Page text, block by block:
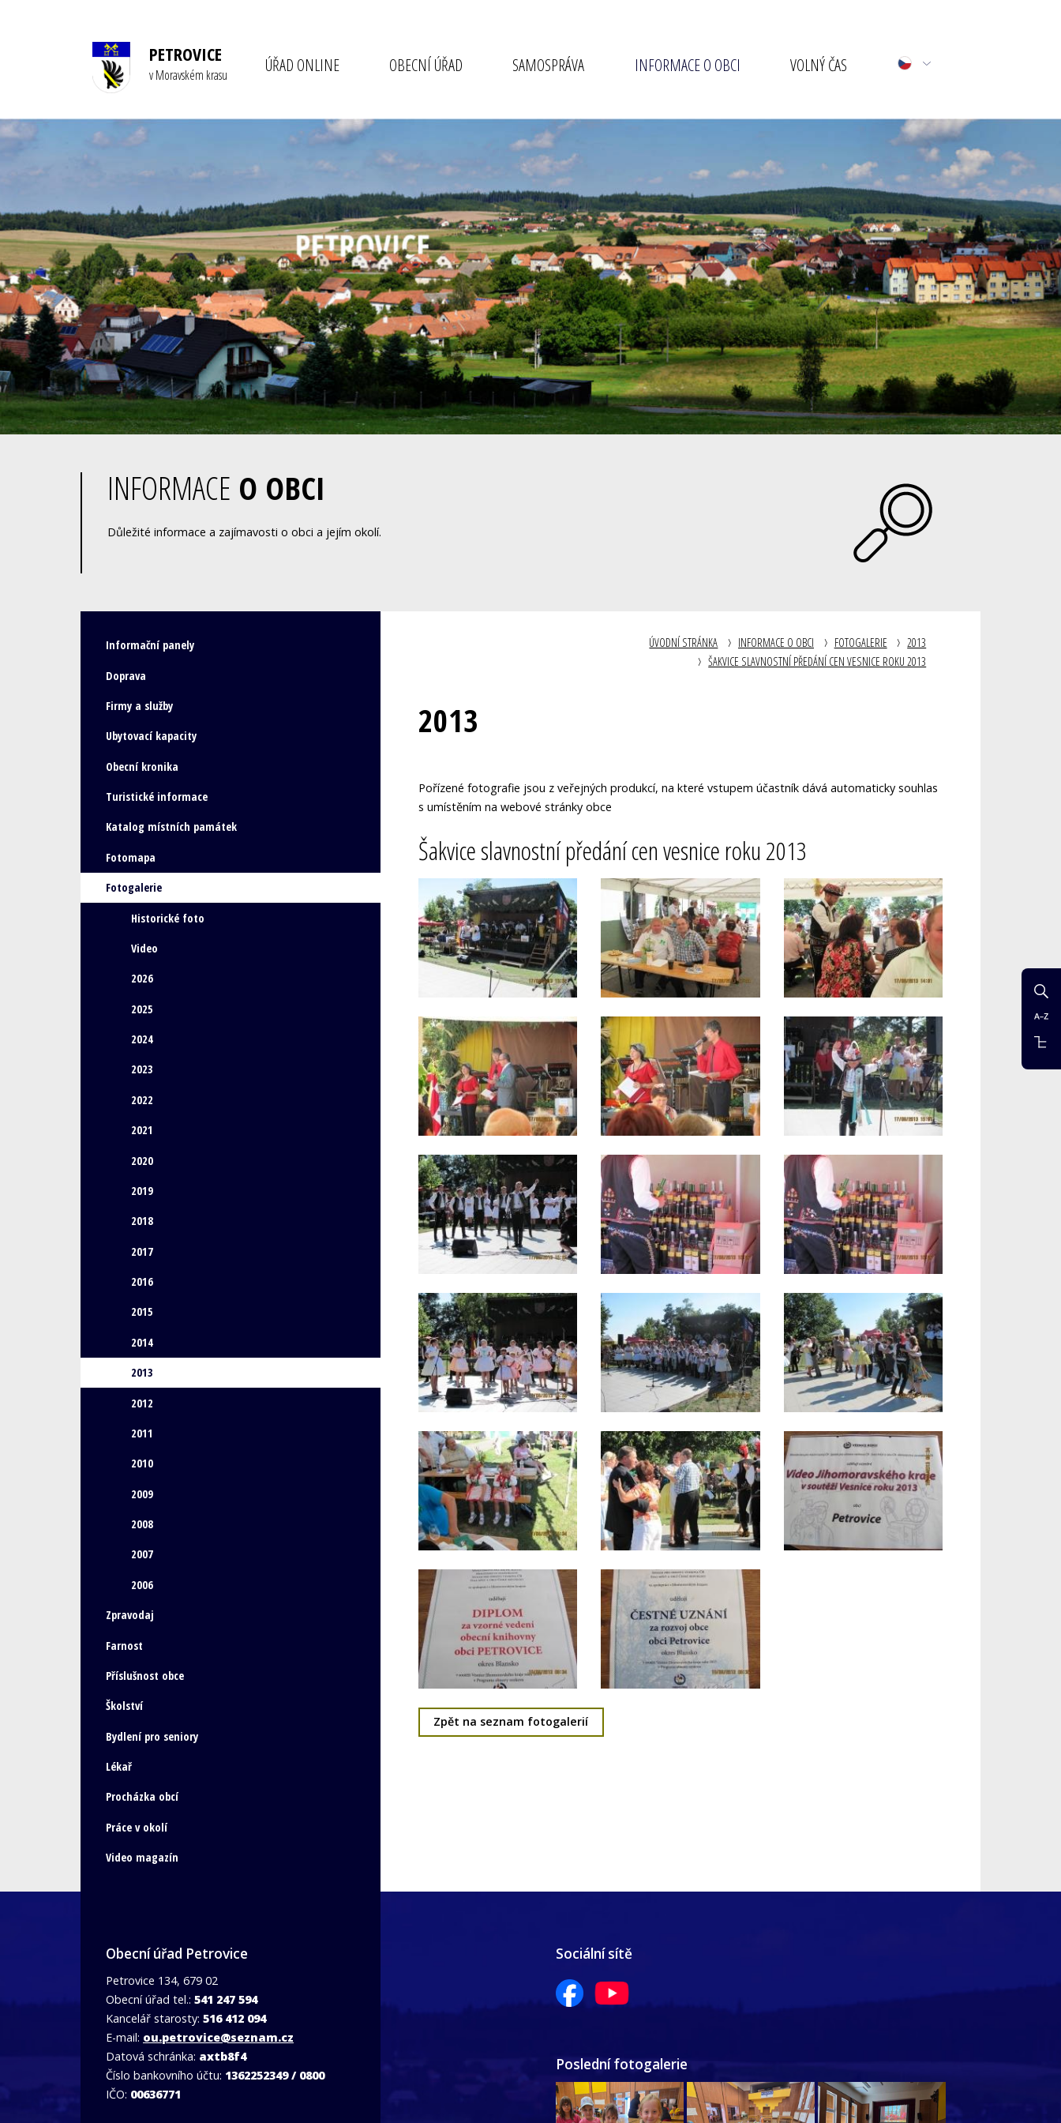
PETROVICE
v Moravském krasu ÚŘAD ONLINE OBECNÍ ÚŘAD SAMOSPRÁVA INFORMACE O OBCI VOLNÝ ČAS
INFORMACE O OBCI
Důležité informace a zajímavosti o obci a jejím okolí.
ÚVODNÍ STRÁNKA INFORMACE O OBCI FOTOGALERIE
2013
ŠAKVICE SLAVNOSTNÍ PŘEDÁNÍ CEN VESNICE ROKU 2013
2013
Pořízené fotografie jsou z veřejných produkcí, na které vstupem účastník dává automaticky souhlas
s umístěním na webové stránky obce
Šakvice slavnostní předání cen vesnice roku 2013
Zpět na seznam fotogalerií
Informační panely
Doprava
Firmy a služby
Ubytovací kapacity
Obecní kronika
Turistické informace
Katalog místních památek
Fotomapa
Fotogalerie
Historické foto
Video
2026
2025
2024
2023
2022
2021
2020
2019
2018
2017
2016
2015
2014
2013
2012
2011
2010
2009
2008
2007
2006
Zpravodaj
Farnost
Příslušnost obce
Školství
Bydlení pro seniory
Lékař
Procházka obcí
Práce v okolí
Video magazín
Obecní úřad Petrovice
Petrovice 134, 679 02
Obecní úřad tel.: 541 247 594
Kancelář starosty: 516 412 094
E-mail: ou.petrovice@seznam.cz
Datová schránka: axtb8f4
Číslo bankovního účtu: 1362252349 / 0800
IČO: 00636771
Sociální sítě
Poslední fotogalerie